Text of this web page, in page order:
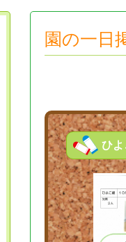
園の一日
ひ